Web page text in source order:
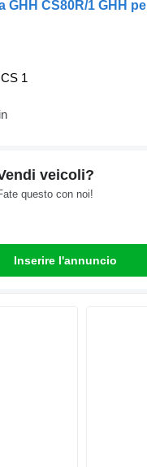
1
veicoli?
questo con noi!
Inserire l'annuncio